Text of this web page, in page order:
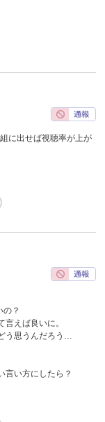
に出せば視聴率が上が
？
えば良いに。
う思うんだろう…
言い方にしたら？